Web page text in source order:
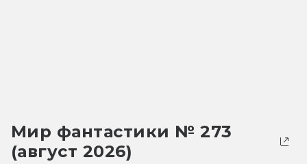
Мир фантастики № 273
(август 2026)